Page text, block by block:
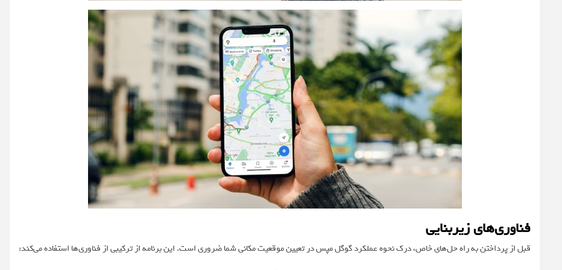
فناوری‌های زیربنایی
قبل از پرداختن به راه حل‌های خاص، درک نحوه عملکرد گوگل مپس در تعیین موقعیت مکانی شما ضروری است. این برنامه از ترکیبی از فناوری‌ها استفاده می‌کند: